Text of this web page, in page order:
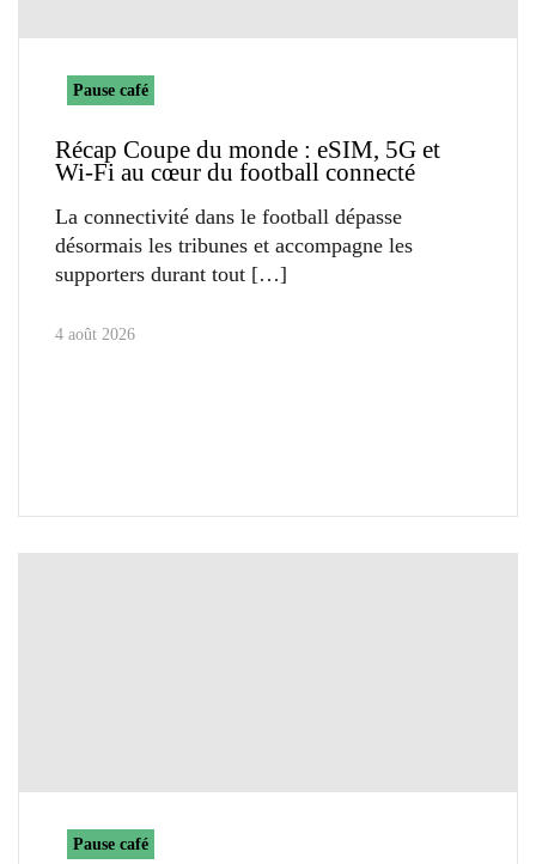
Pause café
Récap Coupe du monde : eSIM, 5G et
Wi-Fi au cœur du football connecté
La connectivité dans le football dépasse
désormais les tribunes et accompagne les
supporters durant tout
4 août 2026
Pause café